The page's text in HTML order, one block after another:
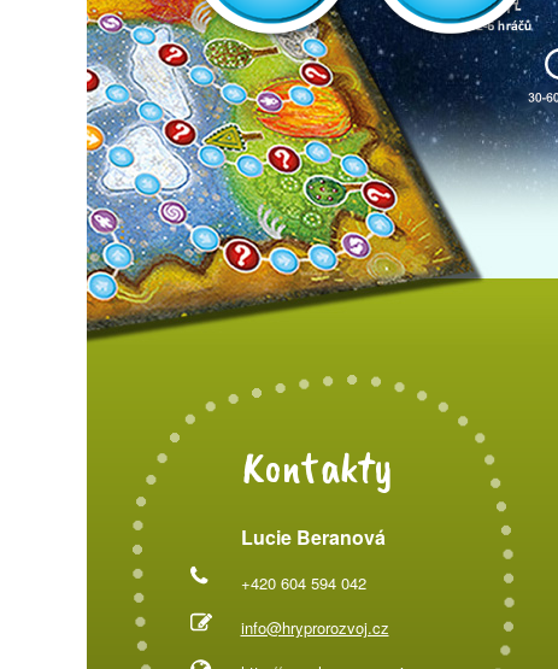
Kontakty
Lucie Beranová
+420 604 594 042
info@hryprorozvoj.cz